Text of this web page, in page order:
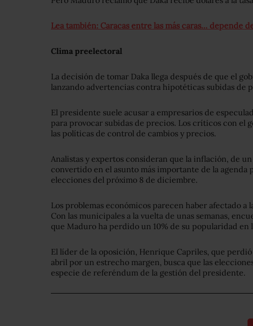
Lea también: Caracas entre las más caras… depende
Clima preelectoral
La decisión de tomar Daka llega después de que el
lanzando advertencias contra hipotéticas subidas de
El presidente suele acusar a empresarios de
para provocar subidas de precios. Los críticos con el
las políticas de control de cambios y precios.
Analistas y expertos consideran que la inflación, de
convertido en el asunto más importante de la agenda
elecciones del próximo 8 de diciembre.
Los problemas económicos parecen haber afectado
Con las municipales a la vuelta de unas semanas,
que Maduro ha perdido un 10% de su popularidad en
El líder de la oposición, Henrique Capriles, que
abril por un estrecho margen, busca que las
especie de referéndum de la gestión del presidente.